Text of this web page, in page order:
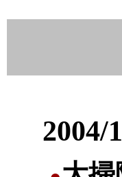
2004/